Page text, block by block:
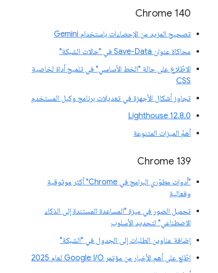
Chrome 140
تصحيح المزيد من الإحصاءات باستخدام Gemini
محاكاة عنوان Save-Data في "حالات الشبكة"
الاطّلاع على حالة "الخط الأساسي" في تلميح أداة لخاصية
CSS
تجاوز أشكال الأجهزة في تعديلات برنامج وكيل المستخدم
‫Lighthouse 12.8.0
أهمّ الميزات المتنوعة
‫Chrome 139
"أدوات مطوّري البرامج في Chrome" أكثر موثوقية
وفعالية
تحميل الصور في ميزة "المساعدة المستندة إلى الذكاء
الاصطناعي" لتحديد الأسلوب
إضافة عناوين الطلبات إلى الجدول في "الشبكة"
اطّلِع على أهم الأخبار من مؤتمر Google I/O لعام 2025